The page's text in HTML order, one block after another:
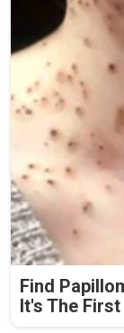
Find
It's The